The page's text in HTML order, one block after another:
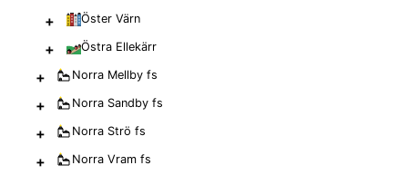
+ Öster Värn
+ Östra Ellekärr
+ Norra Mellby fs
+ Norra Sandby fs
+ Norra Strö fs
+ Norra Vram fs